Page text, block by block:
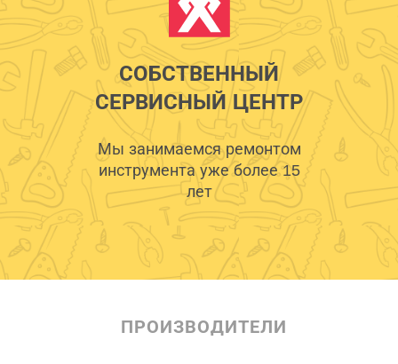
СОБСТВЕННЫЙ
СЕРВИСНЫЙ ЦЕНТР
Мы занимаемся ремонтом
инструмента уже более 15
лет
ПРОИЗВОДИТЕЛИ